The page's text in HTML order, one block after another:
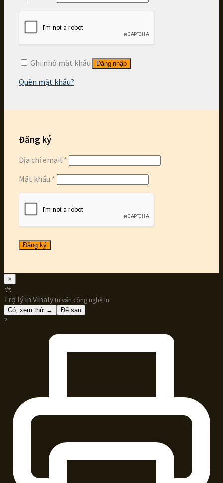
Ghi nhớ mật khẩu Đăng nhập
Quên mật khẩu?
Đăng ký
Địa chỉ email *
Mật khẩu *
Đăng ký
×
🎨
Trợ lý in Vinalytư vấn công nghệ in
Có, xem thử → Để sau
?